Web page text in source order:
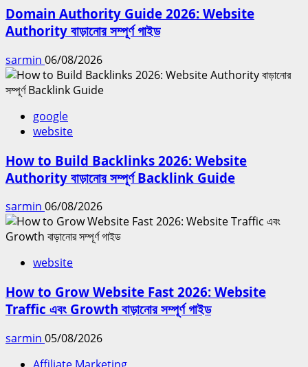
Domain Authority Guide 2026: Website
Authority বাড়ানোর সম্পূর্ণ গাইড
sarmin 06/08/2026
google
website
How to Build Backlinks 2026: Website
Authority বাড়ানোর সম্পূর্ণ Backlink Guide
sarmin 06/08/2026
website
How to Grow Website Fast 2026: Website
Traffic এবং Growth বাড়ানোর সম্পূর্ণ গাইড
sarmin 05/08/2026